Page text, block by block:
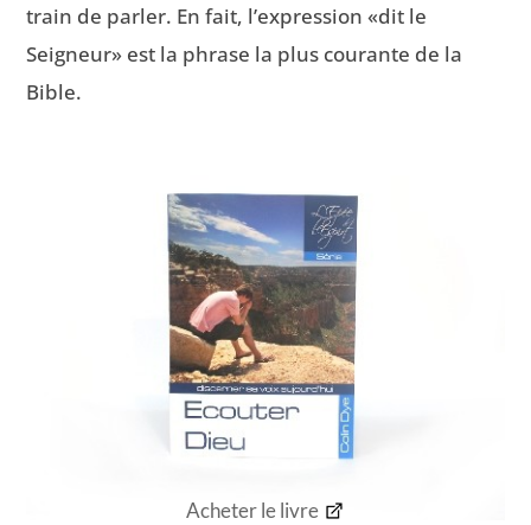
train de parler. En fait, l’expression «dit le
Seigneur» est la phrase la plus courante de la
Bible.
Acheter le livre